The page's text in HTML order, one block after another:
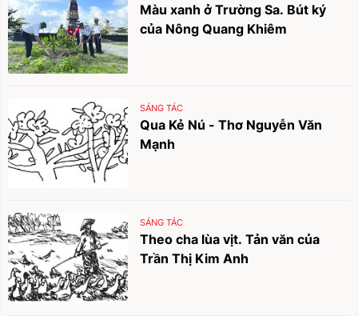
Màu xanh ở Trường Sa. Bút ký
của Nông Quang Khiêm
SÁNG TÁC
Qua Kẻ Nú - Thơ Nguyễn Văn
Mạnh
SÁNG TÁC
Theo cha lùa vịt. Tản văn của
Trần Thị Kim Anh